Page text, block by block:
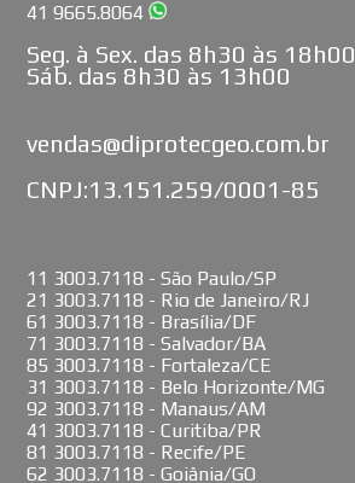
41 9665.8064
Seg. à Sex. das 8h30 às 18h00
Sáb. das 8h30 às 13h00
vendas@diprotecgeo.com.br
CNPJ:13.151.259/0001-85
11 3003.7118 - São Paulo/SP
21 3003.7118 - Rio de Janeiro/RJ
61 3003.7118 - Brasília/DF
71 3003.7118 - Salvador/BA
85 3003.7118 - Fortaleza/CE
31 3003.7118 - Belo Horizonte/MG
92 3003.7118 - Manaus/AM
41 3003.7118 - Curitiba/PR
81 3003.7118 - Recife/PE
62 3003.7118 - Goiânia/GO